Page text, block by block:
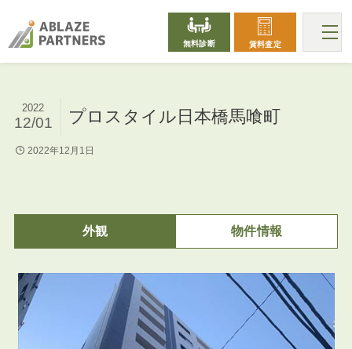
無料診断 賃料査定
プロスタイル日本橋馬喰町
2022
12/01
2022年12月1日
外観 物件情報